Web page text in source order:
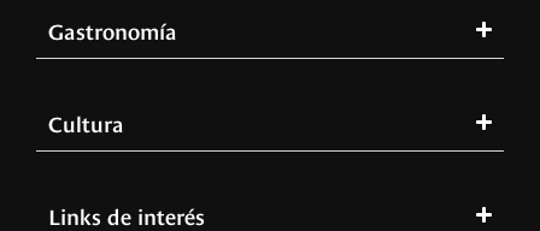
Gastronomía
Cultura
Links de interés